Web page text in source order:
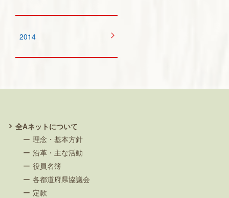
2014
全Aネットについて
理念・基本方針
沿革・主な活動
役員名簿
各都道府県協議会
定款